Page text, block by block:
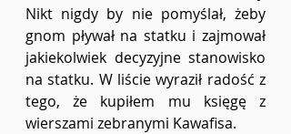
Nikt nigdy by nie pomyślał, żeby
gnom pływał na statku i zajmował
jakiekolwiek decyzyjne stanowisko
na statku. W liście wyraził radość z
tego, że kupiłem mu księgę z
wierszami zebranymi Kawafisa.